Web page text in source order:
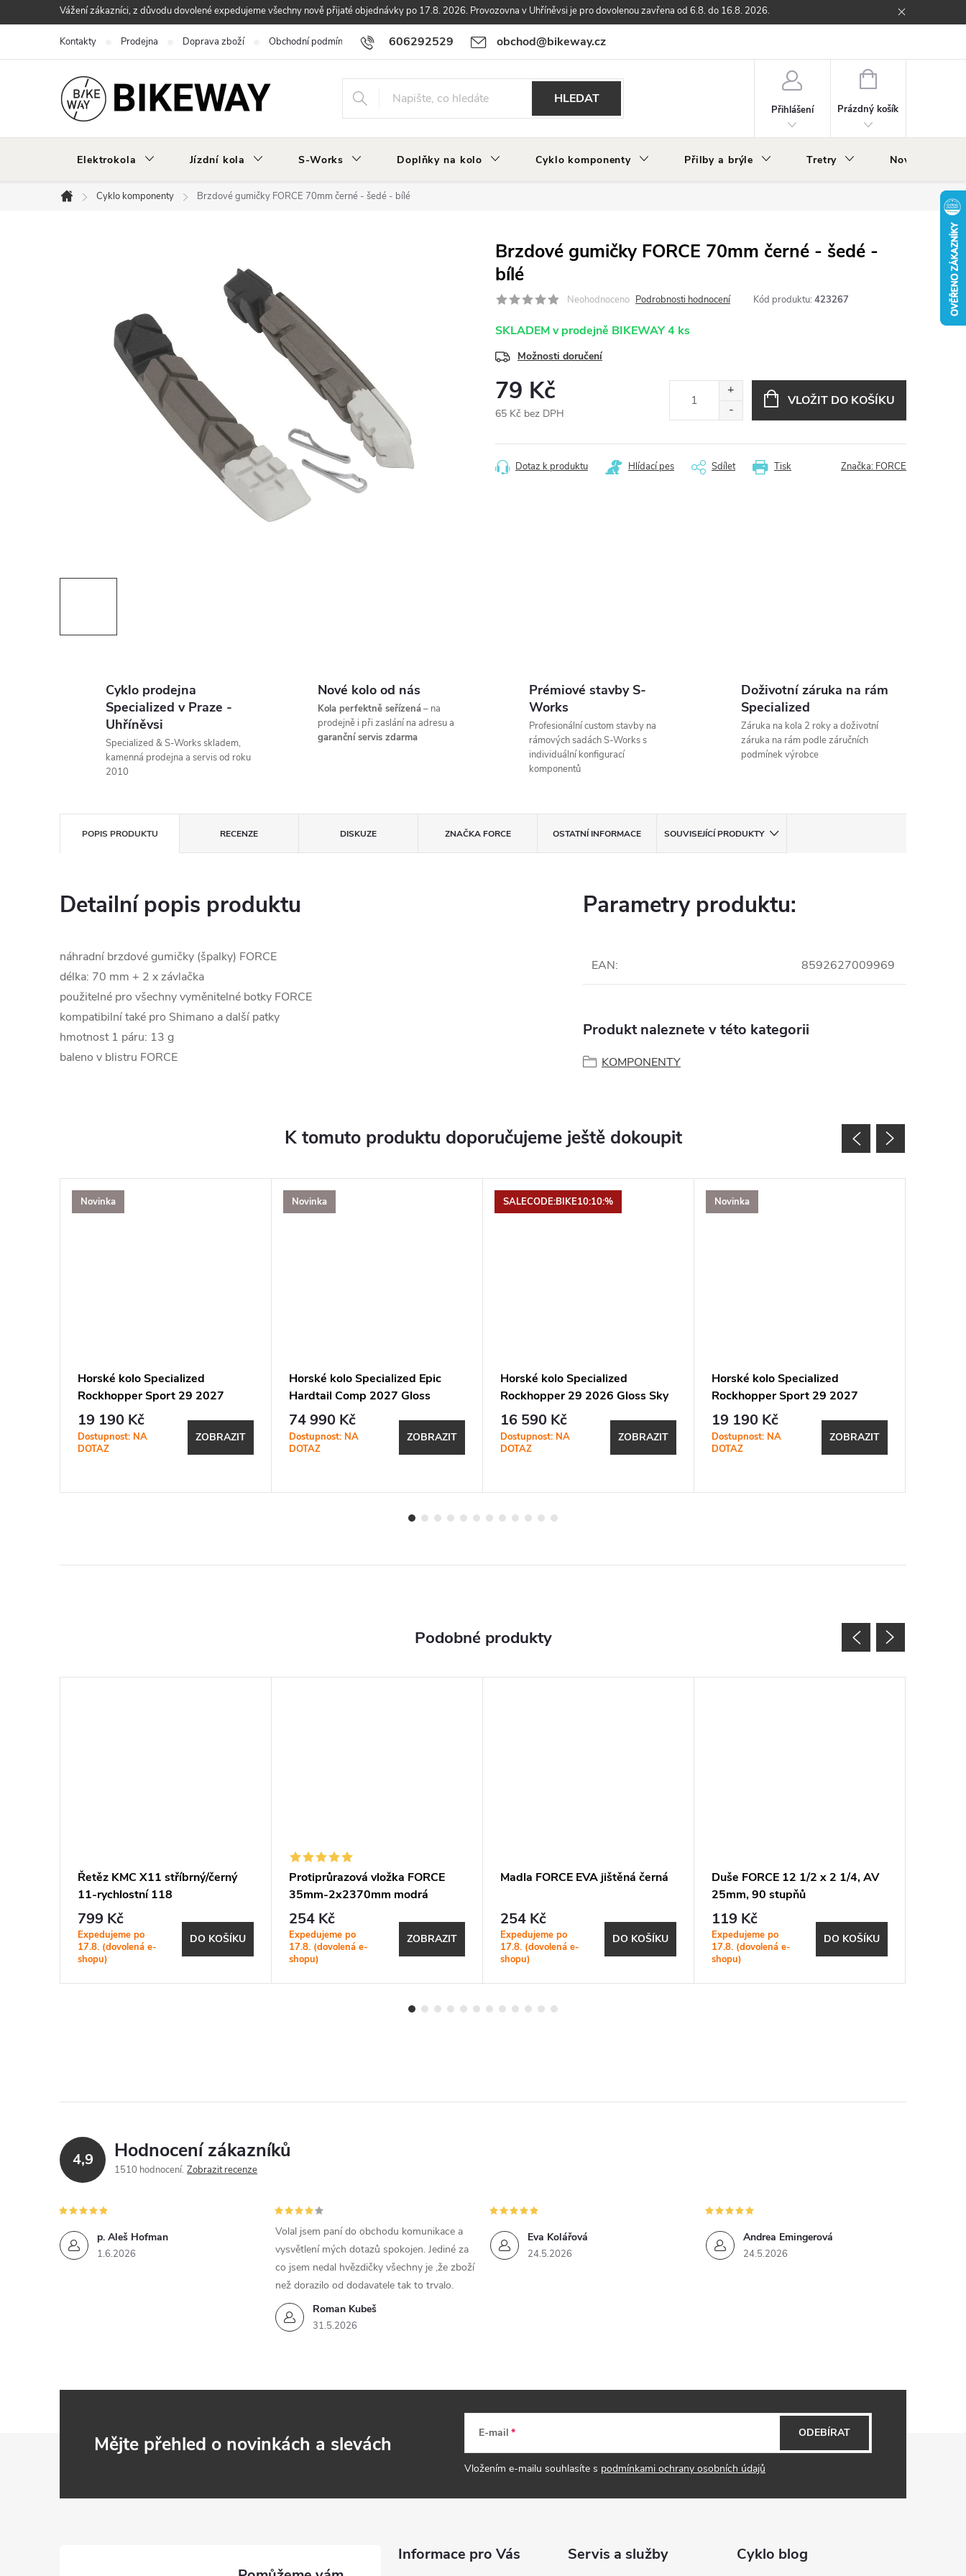
na
Vážení zákazníci, z důvodu dovolené expedujeme všechny nově přijaté objednávky po 17.8. 2026. Provozovna v Uhříněvsi je pro dovolenou zavřena od 6.8. do 16.8. 2026.
606292529 obchod@bikeway.cz
Kontakty Prodejna Doprava zboží Obchodní podmínky Podmínky ochrany osobních údajů Vrácení a reklamace zboží
HLEDAT
Přihlášení
NÁKUPNÍ
Prázdný košík
Elektrokola Jízdní kola S-Works Doplňky na kolo Cyklo komponenty Přilby a brýle Tretry Nově v
Domů
Cyklo komponenty Brzdové gumičky FORCE 70mm černé - šedé - bílé
Brzdové gumičky FORCE 70mm černé - šedé -
bílé
Neohodnoceno Podrobnosti hodnocení Kód produktu: 423267
SKLADEM v prodejně BIKEWAY4 ks
Možnosti doručení
79 Kč
65 Kč bez DPH
cena:
VLOŽIT DO KOŠÍKU
Tisk
Dotaz k produktu Hlídací pes Sdílet Značka: FORCE
Cyklo prodejna
Specialized v Praze -
Uhříněvsi
Specialized & S-Works skladem,
kamenná prodejna a servis od roku
2010
Nové kolo od nás
Kola perfektně seřízená– na
prodejně i při zaslání na adresu a
garanční servis zdarma
Prémiové stavby S-
Works
Profesionální custom stavby na
rámových sadách S-Works s
individuální konfigurací
komponentů
Doživotní záruka na rám
Specialized
Záruka na kola 2 roky a doživotní
záruka na rám podle záručních
podmínek výrobce
POPIS PRODUKTU RECENZE DISKUZE ZNAČKAFORCE OSTATNÍ INFORMACE SOUVISEJÍCÍ PRODUKTY
Detailní popis produktu
náhradní brzdové gumičky (špalky) FORCE
délka: 70 mm + 2 x závlačka
použitelné pro všechny vyměnitelné botky FORCE
kompatibilní také pro Shimano a další patky
hmotnost 1 páru: 13 g
baleno v blistru FORCE
Parametry produktu:
EAN: 8592627009969
Produkt naleznete v této kategorii
KOMPONENTY
K tomuto produktu doporučujeme ještě dokoupit
Novinka
Horské kolo Specialized
Rockhopper Sport 29 2027
Satin Metallic Obsidian / Shadow
Silver
19 190 Kč
Dostupnost: NA
DOTAZ
ZOBRAZIT
Novinka
Horské kolo Specialized Epic
Hardtail Comp 2027 Gloss
Amethyst Frost / Majesty Blue
Metallic
74 990 Kč
Dostupnost: NA
DOTAZ
ZOBRAZIT
SALECODE:BIKE10:10:%
Horské kolo Specialized
Rockhopper 29 2026 Gloss Sky
Blue
16 590 Kč
Dostupnost: NA
DOTAZ
ZOBRAZIT
Novinka
Horské kolo Specialized
Rockhopper Sport 29 2027
Gloss Burnt Gold Metallic /
Stallion Metallic
19 190 Kč
Dostupnost: NA
DOTAZ
ZOBRAZIT
Řetěz KMC X11 stříbrný/černý
11-rychlostní 118
799 Kč
Expedujeme po
17.8. (dovolená e-
shopu)
DO KOŠÍKU
Protiprůrazová vložka FORCE
35mm-2x2370mm modrá
254 Kč
Expedujeme po
17.8. (dovolená e-
shopu)
ZOBRAZIT
Madla FORCE EVA jištěná černá
254 Kč
Expedujeme po
17.8. (dovolená e-
shopu)
DO KOŠÍKU
Duše FORCE 12 1/2 x 2 1/4, AV
25mm, 90 stupňů
119 Kč
Expedujeme po
17.8. (dovolená e-
shopu)
DO KOŠÍKU
4,9 Hodnocení zákazníků
1510 hodnocení Zobrazit recenze
p. Aleš Hofman
1.6.2026
Roman Kubeš
31.5.2026
Volal jsem paní do obchodu komunikace a
vysvětlení mých dotazů spokojen. Jediné za
co jsem nedal hvězdičky všechny je ,že zboží
než dorazilo od dodavatele tak to trvalo.
Eva Kolářová
24.5.2026
Andrea Emingerová
24.5.2026
Mějte přehled o novinkách a slevách E-mail
Vložením e-mailu souhlasíte s podmínkami ochrany osobních údajů
ODEBÍRAT
Informace pro Vás Servis a služby Cyklo blog